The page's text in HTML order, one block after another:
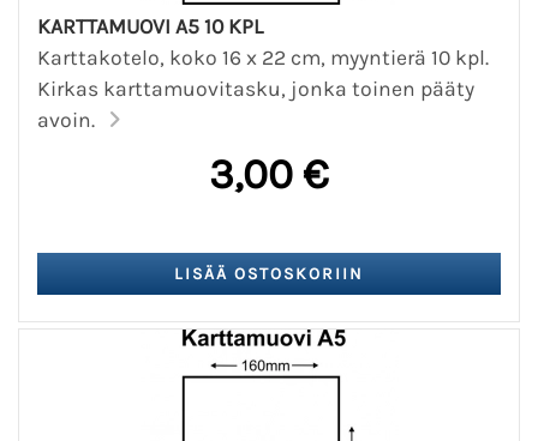
KARTTAMUOVI A5 10 KPL
Karttakotelo, koko 16 x 22 cm, myyntierä 10 kpl.
Kirkas karttamuovitasku, jonka toinen pääty
avoin.
3,00 €